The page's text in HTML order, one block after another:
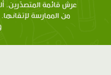
عرش قائمة المتصدّرين.
من الممارسة لإتقانها.